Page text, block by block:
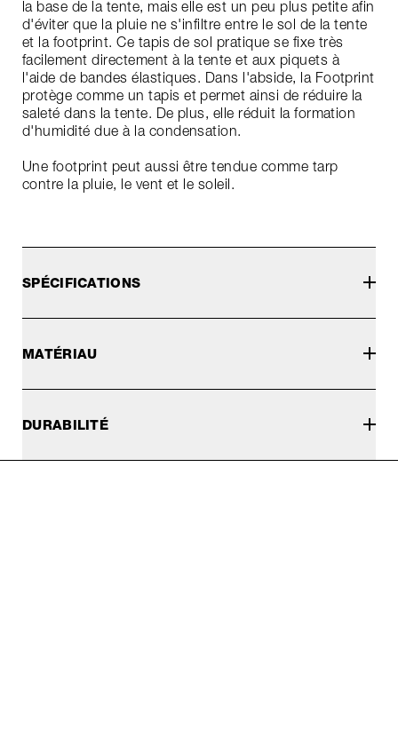
la base de la tente, mais elle est un peu plus petite afin
d'éviter que la pluie ne s'infiltre entre le sol de la tente
et la footprint. Ce tapis de sol pratique se fixe très
facilement directement à la tente et aux piquets à
l'aide de bandes élastiques. Dans l'abside, la Footprint
protège comme un tapis et permet ainsi de réduire la
saleté dans la tente. De plus, elle réduit la formation
d'humidité due à la condensation.
Une footprint peut aussi être tendue comme tarp
contre la pluie, le vent et le soleil.
SPÉCIFICATIONS
MATÉRIAU
DURABILITÉ